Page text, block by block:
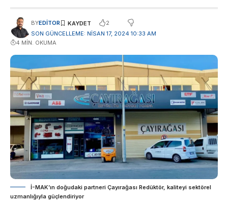
SON GÜNCELLEME: NISAN 17, 2024 10:33 AM
BYEDITOR 2
4 MIN. OKUMA
İ-MAK’ın doğudaki partneri Çayırağası Redüktör, kaliteyi sektörel
uzmanlığıyla güçlendiriyor